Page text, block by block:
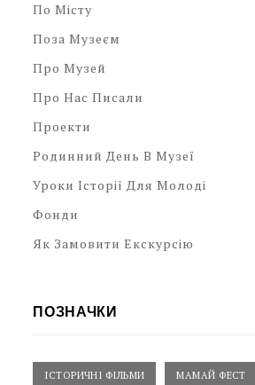
По Місту
Поза Музеєм
Про Музей
Про Нас Писали
Проекти
Родинний День В Музеї
Уроки Історії Для Молоді
Фонди
Як Замовити Екскурсію
ПОЗНАЧКИ
ІСТОРИЧНІ ФІЛЬМИ МАМАЙ ФЕСТ